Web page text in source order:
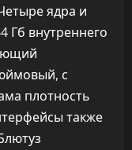
ядра и
Гб внутреннего
с
плотность
также